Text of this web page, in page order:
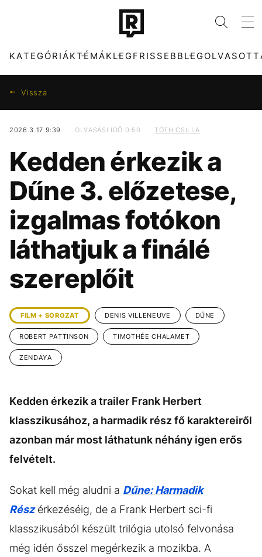
KATEGÓRIÁKTÉMÁKLEGFRISSEBB
ZENE DIVAT
KULTÚRA ENTR
FILM + SOROZAT TECH-TUDOMÁNY
SPORT TÁRSADALOM
ÉLETMÓD DESIGN
BESZÉLGETÉSEK ARCOK
VIDEÓ TÖRTÉNETEK
GASZTRO
FIDESZ SZIGET FESZTIVÁL
ENERGIAVÁLSÁG CELEB
ARIANA GRANDE TIKTOK
STREAMING KONCERT
Vissza
2026.3.17 9:39 OLVASÁSI IDŐ 0:50 TÓTH CSILLA
Kedden érkezik a
Dűne 3. előzetese,
izgalmas fotókon
láthatjuk a finálé
szereplőit
FILM + SOROZAT DENIS VILLENEUVE DŰNE
ROBERT PATTINSON TIMOTHÉE CHALAMET
ZENDAYA
Kedden érkezik a trailer Frank Herbert
klasszikusához, a harmadik rész fő karaktereiről
azonban már most láthatunk néhány igen erős
felvételt.
Sokat kell még aludni a Dűne: Harmadik
Részérkezéséig, de a Frank Herbert sci-fi
klasszikusából készült trilógia utolsó felvonása
még idén ősszel megérkezik a mozikba. A